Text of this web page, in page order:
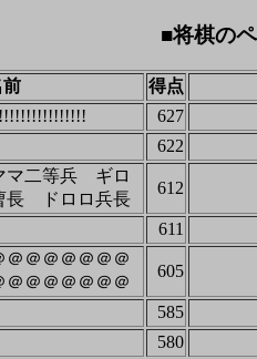
■将棋の
前 得点
627
622
マ二等兵 ギロ
長 ドロロ兵長
612
611
＠＠＠＠＠＠＠
＠＠＠＠＠＠＠
605
585
580